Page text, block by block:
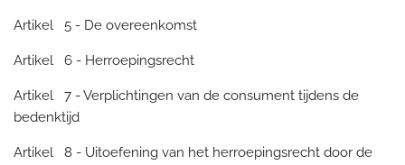
Artikel 5 - De overeenkomst
Artikel 6 - Herroepingsrecht
Artikel 7 - Verplichtingen van de consument tijdens de
bedenktijd
Artikel 8 - Uitoefening van het herroepingsrecht door de